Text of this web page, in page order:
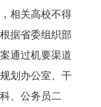
相关高校不得
据省委组织部
通过机要渠道
划办公室、干
、公务员二